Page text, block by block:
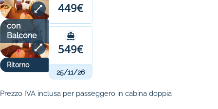
con
Balcone
Ritorno
449€
549€
25/11/26
Prezzo IVA inclusa per passeggero in cabina doppia